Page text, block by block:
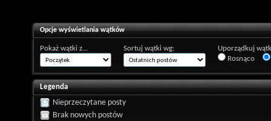
Opcje wyświetlania wątków
Pokaż wątki z... Sortuj wątki wg:
Uporządkuj
Rosnąco
Legenda
Nieprzeczytane posty
Brak nowych postów